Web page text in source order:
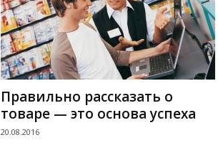
o
.
u
Правильно рассказать о
товаре — это основа успеха
20.08.2016